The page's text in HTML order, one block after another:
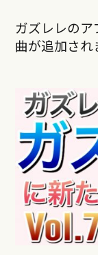
ガズレレの
曲が追加され